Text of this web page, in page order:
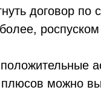
договор
можно